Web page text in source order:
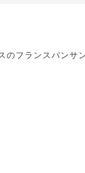
のフランスパン